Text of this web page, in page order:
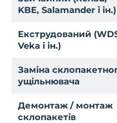
KBE, Salamander і ін.)
Екструдований
Veka і ін.)
Заміна
ущільнювача
Демонтаж / монтаж
склопакетів